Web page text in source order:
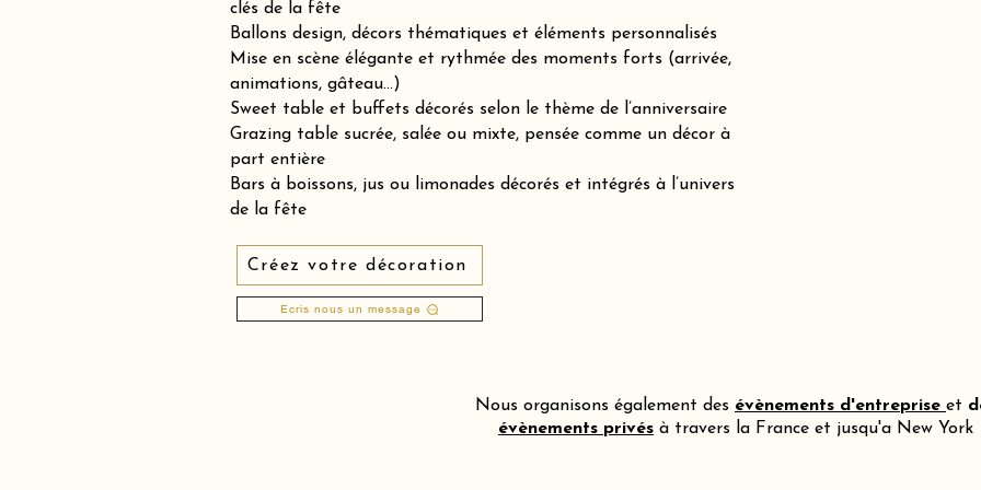
clés de la fête
Ballons design, décors thématiques et éléments personnalisés
Mise en scène élégante et rythmée des moments forts (arrivée,
animations, gâteau…)
Sweet table et buffets décorés selon le thème de l’anniversaire
Grazing table sucrée, salée ou mixte, pensée comme un décor à
part entière
Bars à boissons, jus ou limonades décorés et intégrés à l’univers
de la fête
Créez votre décoration
Ecris nous un message
Nous organisons également des évènements d'entreprise et
évènements privés à travers la France et jusqu'a New York